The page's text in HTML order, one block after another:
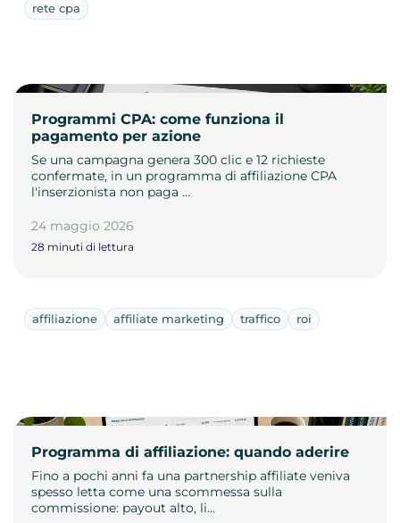
rete cpa
Programmi CPA: come funziona il
pagamento per azione
Se una campagna genera 300 clic e 12 richieste
confermate, in un programma di affiliazione CPA
l'inserzionista non paga …
24 maggio 2026
28 minuti di lettura
affiliazione affiliate marketing traffico roi
Programma di affiliazione: quando aderire
Fino a pochi anni fa una partnership affiliate veniva
spesso letta come una scommessa sulla
commissione: payout alto, li…